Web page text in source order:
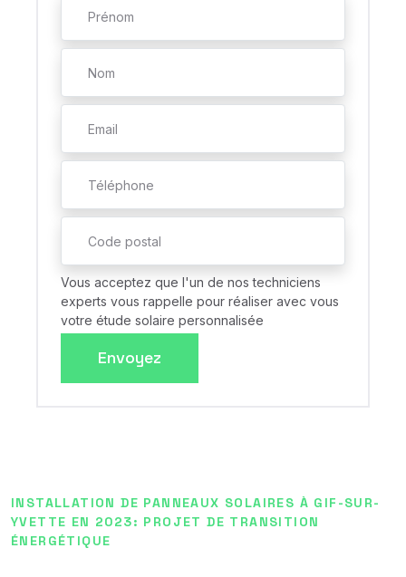
Vous acceptez que l'un de nos techniciens
experts vous rappelle pour réaliser avec vous
votre étude solaire personnalisée
Envoyez
INSTALLATION DE PANNEAUX SOLAIRES À GIF-SUR-
YVETTE EN 2023: PROJET DE TRANSITION
ÉNERGÉTIQUE